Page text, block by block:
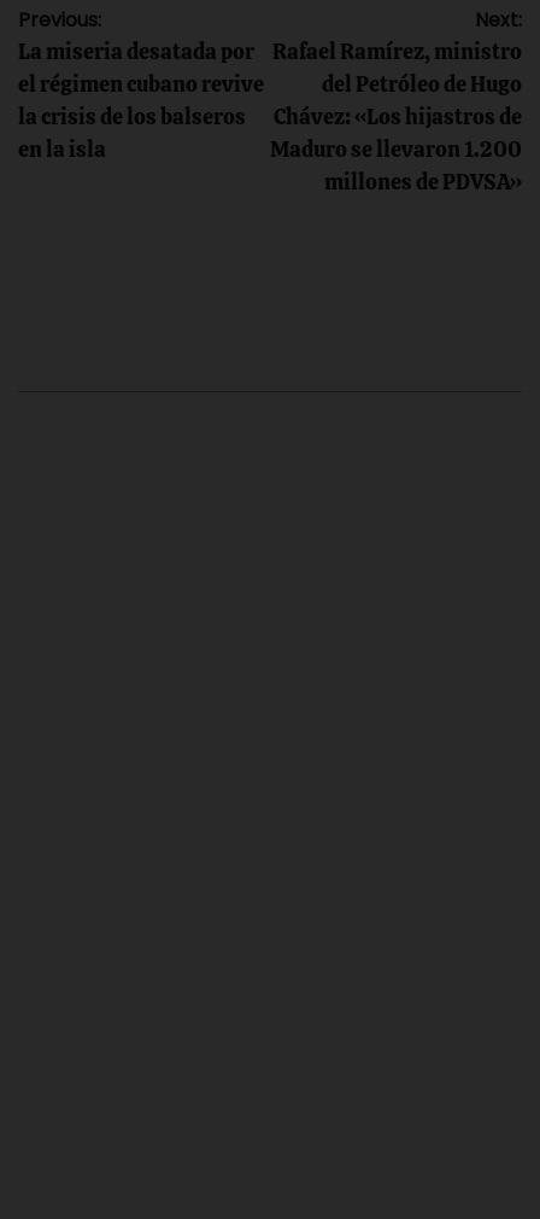
Navegación
de
entradas
Previous:
La miseria desatada por
el régimen cubano revive
la crisis de los balseros
en la isla
Next:
Rafael Ramírez, ministro
del Petróleo de Hugo
Chávez: «Los hijastros de
Maduro se llevaron 1.200
millones de PDVSA»